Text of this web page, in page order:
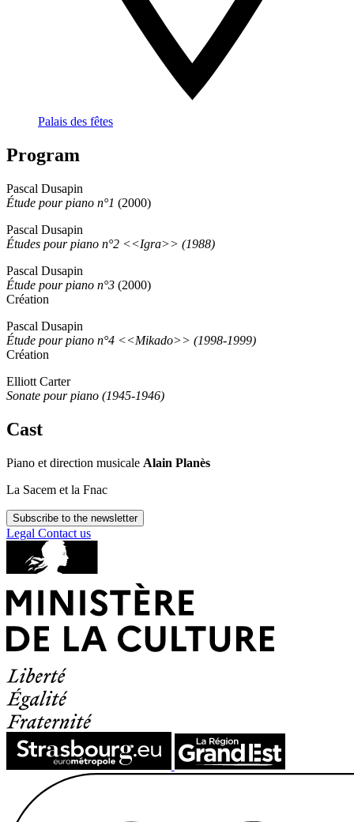
Palais des fêtes
Program
Pascal Dusapin
Étude pour piano n°1 (2000)
Pascal Dusapin
Études pour piano n°2 <<Igra>> (1988)
Pascal Dusapin
Étude pour piano n°3 (2000)
Création
Pascal Dusapin
Étude pour piano n°4 <<Mikado>> (1998-1999)
Création
Elliott Carter
Sonate pour piano (1945-1946)
Cast
Piano et direction musicale Alain Planès
La Sacem et la Fnac
Subscribe to the newsletter
Legal Contact us